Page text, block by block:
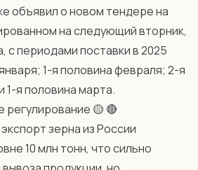
объявил о новом тендере на
на следующий вторник,
с периодами поставки в 2025
1-я половина февраля; 2-я
1-я половина марта.
регулирование 🟡 🔴
зерна из России
10 млн тонн, что сильно